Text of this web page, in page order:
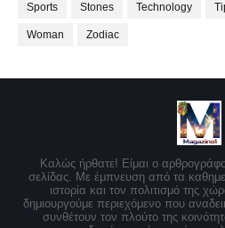
Sports Stones Technology
Woman Zodiac
Καλώς ήρθατε! Είμαι ο
σελίδας. Με έμπνευση από τα
ιστορία και τον πολιτισμό της
δημιουργούμε περιεχόμενο που
συνθέτουν τον πλούτο της